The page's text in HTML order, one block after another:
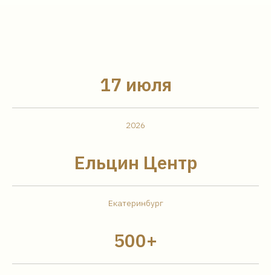
17 июля
2026
Ельцин Центр
Екатеринбург
500+